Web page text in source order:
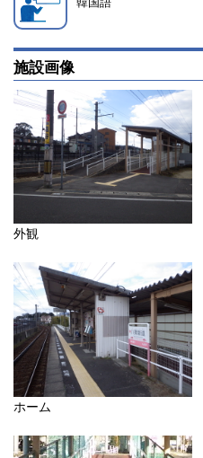
施設画像
外観
ホーム